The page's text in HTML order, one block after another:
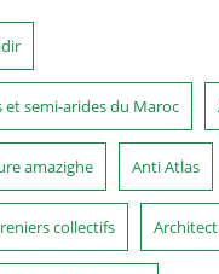
et semi-arides du Maroc
amazighe Anti Atlas
collectifs